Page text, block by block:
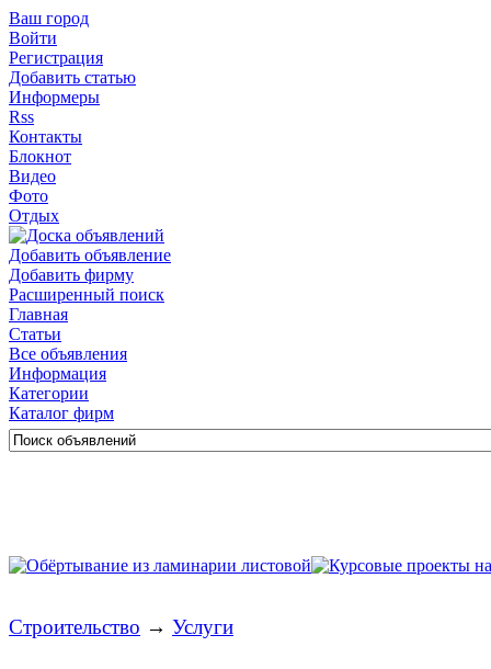
Ваш город
Войти
Регистрация
Добавить статью
Информеры
Rss
Контакты
Блокнот
Видео
Фото
Отдых
Добавить объявление
Добавить фирму
Расширенный поиск
Главная
Статьи
Все объявления
Информация
Категории
Каталог фирм
Строительство → Услуги